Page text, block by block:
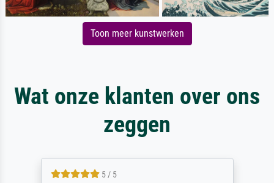
Toon meer kunstwerken
Wat onze klanten over ons
zeggen
5 / 5